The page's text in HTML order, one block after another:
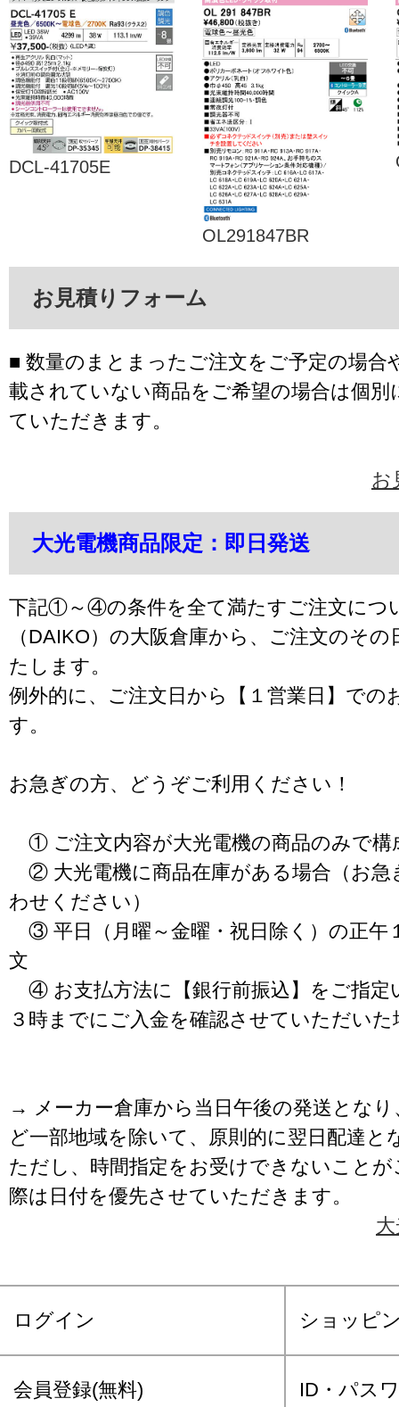
DCL-41705E
OL291847BR
お見積りフォーム
■ 数量のまとまったご注文をご予定の場合
載されていない商品をご希望の場合は個別
ていただきます。
お
大光電機商品限定：即日発送
下記①～④の条件を全て満たすご注文につ
（DAIKO）の大阪倉庫から、ご注文のそ
たします。
例外的に、ご注文日から【１営業日】での
す。
お急ぎの方、どうぞご利用ください！
① ご注文内容が大光電機の商品のみで構
② 大光電機に商品在庫がある場合（お急
わせください）
③ 平日（月曜～金曜・祝日除く）の正午
文
④ お支払方法に【銀行前振込】をご指定
３時までにご入金を確認させていただいた
→ メーカー倉庫から当日午後の発送となり
ど一部地域を除いて、原則的に翌日配達と
ただし、時間指定をお受けできないこと
際は日付を優先させていただきます。
ログイン ショッピ
会員登録(無料) ID・パス